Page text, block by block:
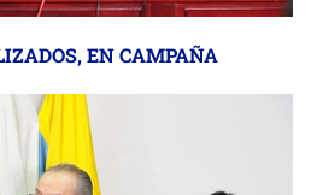
,EN CAMPAÑA